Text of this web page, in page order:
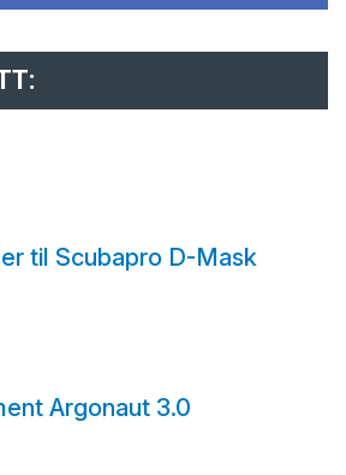
til Scubapro D-Mask
Argonaut 3.0